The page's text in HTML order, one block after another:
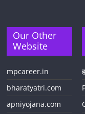
Our Other
Website
mpcareer.in
bharatyatri.com
apniyojana.com